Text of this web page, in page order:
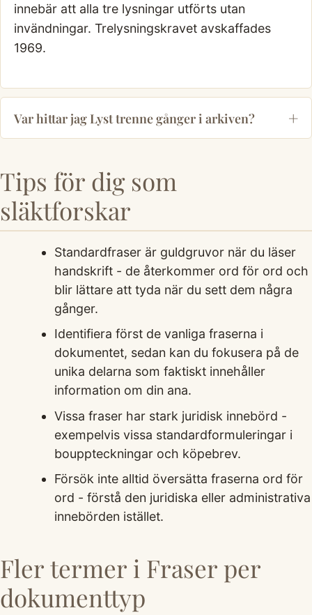
innebär att alla tre lysningar utförts utan
invändningar. Trelysningskravet avskaffades
1969.
Var hittar jag Lyst trenne gånger i arkiven?
Tips för dig som
släktforskar
Standardfraser är guldgruvor när du läser
handskrift - de återkommer ord för ord och
blir lättare att tyda när du sett dem några
gånger.
Identifiera först de vanliga fraserna i
dokumentet, sedan kan du fokusera på de
unika delarna som faktiskt innehåller
information om din ana.
Vissa fraser har stark juridisk innebörd -
exempelvis vissa standardformuleringar i
bouppteckningar och köpebrev.
Försök inte alltid översätta fraserna ord för
ord - förstå den juridiska eller administrativa
innebörden istället.
Fler termer i Fraser per
dokumenttyp